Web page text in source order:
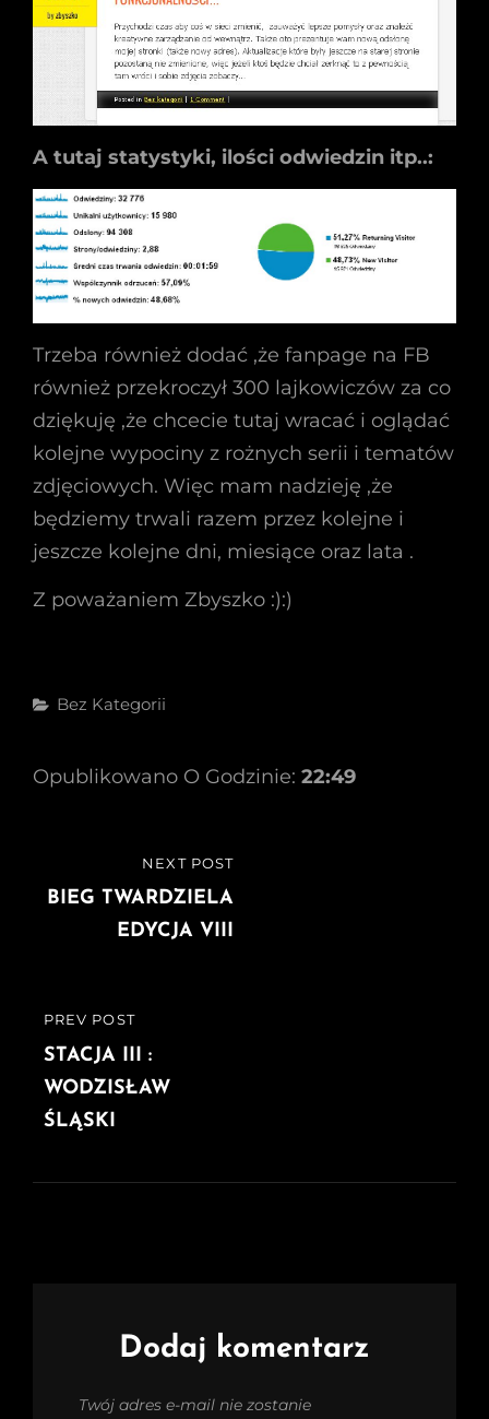
A tutaj statystyki, ilości odwiedzin itp..:
Trzeba również dodać ,że fanpage na FB
również przekroczył 300 lajkowiczów za co
dziękuję ,że chcecie tutaj wracać i oglądać
kolejne wypociny z rożnych serii i tematów
zdjęciowych. Więc mam nadzieję ,że
będziemy trwali razem przez kolejne i
jeszcze kolejne dni, miesiące oraz lata .
Z poważaniem Zbyszko :):)
Categories
Bez Kategorii
Opublikowano O Godzinie: 22:49
Nawigacja
wpisu
PREVIOUS
POST
PREV POST
STACJA III :
WODZISŁAW
ŚLĄSKI
POST
NEXT POST
BIEG TWARDZIELA
EDYCJA VIII
Dodaj komentarz
Twój adres e-mail nie zostanie